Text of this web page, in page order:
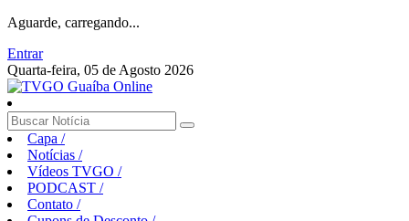
Aguarde, carregando...
Entrar
Quarta-feira, 05 de Agosto 2026
Capa /
Notícias /
Vídeos TVGO /
PODCAST /
Contato /